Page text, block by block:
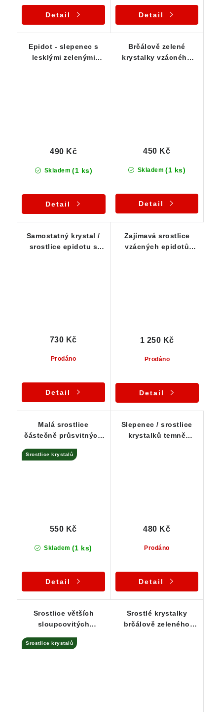
Detail Detail
Epidot - slepenec s
lesklými zelenými
Skladem (1 ks)
490 Kč
Detail
Brčálově zelené
krystalky vzácného
Skladem (1 ks)
450 Kč
Detail
Samostatný krystal /
srostlice epidotu s
Prodáno
730 Kč
Detail
Zajímavá srostlice
vzácných epidotů
Prodáno
1 250 Kč
Detail
Malá srostlice
částečně průsvitných
epidotu
Srostlice krystalů
Skladem (1 ks)
550 Kč
Detail
Slepenec / srostlice
krystalků temně
Prodáno
480 Kč
Detail
Srostlice větších
sloupcovitých
Srostlice krystalů
Srostlé krystalky
brčálově zeleného